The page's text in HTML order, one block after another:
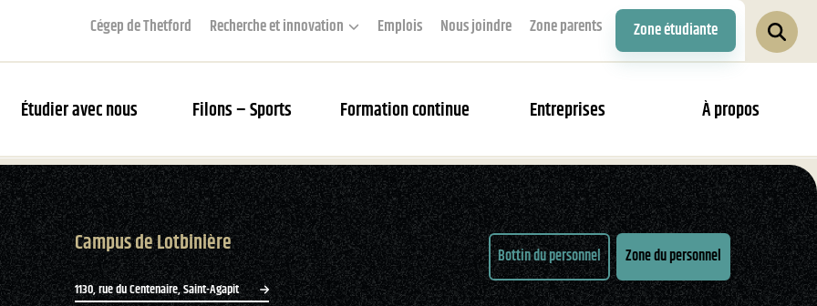
Cégep de Thetford Recherche et innovation Emplois Nous joindre Zone parents Zone étudiante
Étudier avec nous Filons – Sports Formation continue Entreprises À propos
des Filons
des matchs et webdiffusion
Filons
Campus de Lotbinière
1130, rue du Centenaire, Saint-Agapit
Bottin du personnel Zone du personnel